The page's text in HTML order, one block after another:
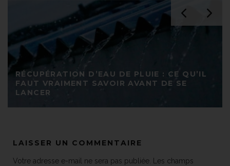
RÉCUPÉRATION D’EAU DE PLUIE : CE QU’IL
FAUT VRAIMENT SAVOIR AVANT DE SE
LANCER
LAISSER UN COMMENTAIRE
Votre adresse e-mail ne sera pas publiée. Les champs